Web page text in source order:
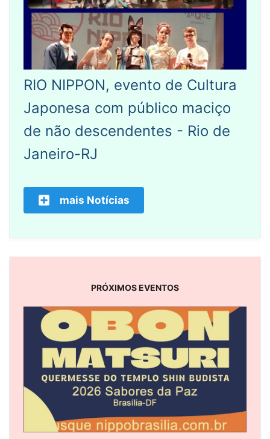
RIO NIPPON, evento de Cultura
Japonesa com público maciço
de não descendentes - Rio de
Janeiro-RJ
mais Notícias
PRÓXIMOS EVENTOS